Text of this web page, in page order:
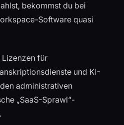
bekommst du bei
Software quasi
Lizenzen für
und KI-
administrativen
„SaaS-Sprawl“-